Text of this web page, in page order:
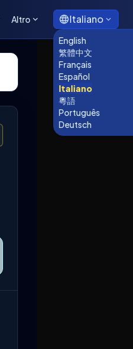
Altro Italiano
English
繁體中文
Français
Español
Italiano
粵語
Português
Deutsch